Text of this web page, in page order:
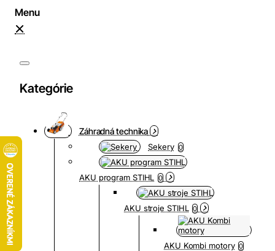
Kategórie
Záhradná technika
Sekery 0
AKU program STIHL 0
AKU stroje STIHL 0
AKU Kombi motory 0